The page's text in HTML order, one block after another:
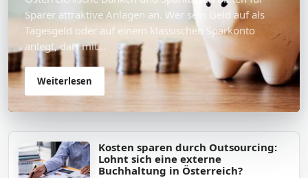
Sparer attraktive Anlagen an. Wer sein Geld auf als
Tagesgeld oder auf einem klassischen Sparkonto
anlegt, darf mit...
Weiterlesen
Kosten sparen durch Outsourcing:
Lohnt sich eine externe
Buchhaltung in Österreich?